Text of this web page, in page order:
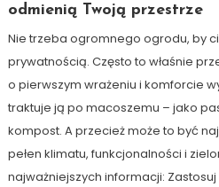
odmienią Twoją przestrze
Nie trzeba ogromnego ogrodu, by
prywatnością. Często to właśnie
o pierwszym wrażeniu i komforcie
traktuje ją po macoszemu – jako
kompost. A przecież może to być
pełen klimatu, funkcjonalności i
najważniejszych informacji: Zastosuj